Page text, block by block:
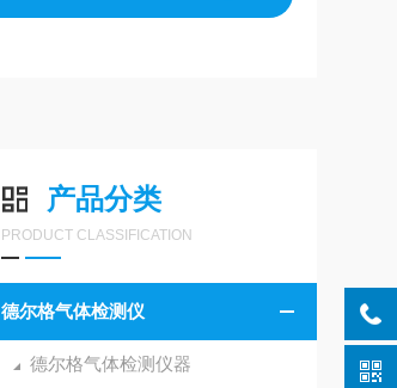
产品分类
PRODUCT CLASSIFICATION
德尔格气体检测仪
德尔格气体检测仪器